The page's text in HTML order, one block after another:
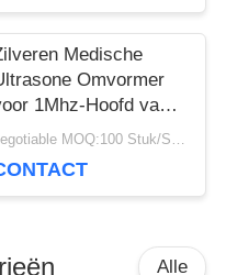
Medische
Omvormer
1Mhz-Hoofd van
de Aluminium het
negotiable MOQ:100 Stuk/Stukken
Alle